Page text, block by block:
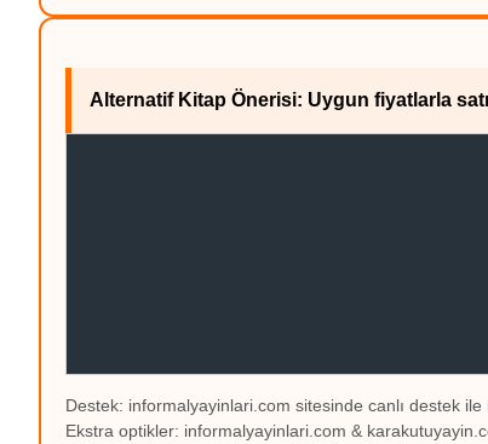
Alternatif Kitap Önerisi: Uygun fiyatlarla
Destek: informalyayinlari.com sitesinde canlı destek ile
Ekstra optikler: informalyayinlari.com &